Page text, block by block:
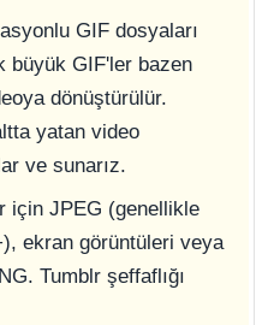
GIF dosyaları
büyük GIF'ler bazen
dönüştürülür.
yatan video
ve sunarız.
için JPEG (genellikle
ekran görüntüleri veya
Tumblr şeffaflığı